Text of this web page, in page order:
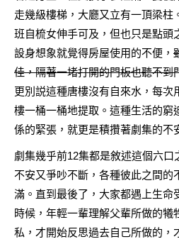
走幾級樓梯，大廳又立有一頂梁柱
班自梳女伸手可及，但也只是點頭
設身想象就覺得房屋使用的不便，
佳，隔著一堵打開的門板也聽不到
更別説這種唐樓沒有自來水，每次
樓一桶一桶地提取。這種生活的窮
係的緊張，就更是積攢著劇集的不
劇集幾乎前12集都是敘述這個六口
不安又爭吵不斷，各種彼此之間的
滿。直到最後了，大家都遇上生命
時候，年輕一輩理解父輩所做的犧
私，才開始反思過去自己所做的，